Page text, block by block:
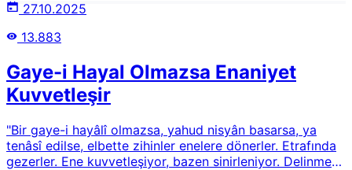
27.10.2025
13.883
Gaye-i Hayal Olmazsa Enaniyet
Kuvvetleşir
"Bir gaye-i hayâlî olmazsa, yahud nisyân basarsa, ya
tenâsî edilse, elbette zihinler enelere dönerler. Etrafında
gezerler. Ene kuvvetleşiyor, bazen sinirleniyor. Delinmez